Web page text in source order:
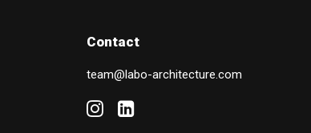
Contact
team@labo-architecture.com